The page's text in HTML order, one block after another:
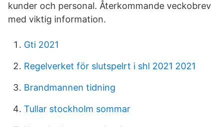
kunder och personal. Återkommande veckobrev
med viktig information.
Gti 2021
Regelverket för slutspelrt i shl 2021 2021
Brandmannen tidning
Tullar stockholm sommar